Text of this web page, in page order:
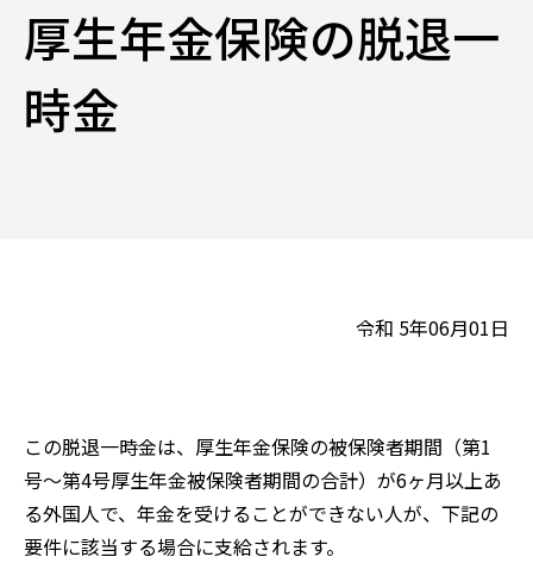
厚生年金保険の脱退一
時金
令和 5年06月01日
この脱退一時金は、厚生年金保険の被保険者期間（第1
号～第4号厚生年金被保険者期間の合計）が6ヶ月以上あ
る外国人で、年金を受けることができない人が、下記の
要件に該当する場合に支給されます。